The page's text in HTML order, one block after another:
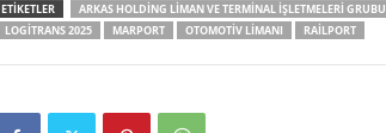
ETIKETLER ARKAS HOLDING LIMAN VE TERMINAL İŞLETMELERI GRUBU
LOGITRANS 2025
MARPORT OTOMOTIV LIMANI RAILPORT